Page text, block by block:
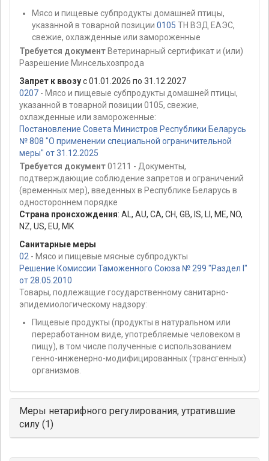
Мясо и пищевые субпродукты домашней птицы,
указанной в товарной позиции 0105 ТН ВЭД ЕАЭС,
свежие, охлажденные или замороженные
Требуется документ Ветеринарный сертификат и (или)
Разрешение Минсельхозпрода
Запрет к ввозус 01.01.2026 по 31.12.2027
0207 - Мясо и пищевые субпродукты домашней птицы,
указанной в товарной позиции 0105, свежие,
охлажденные или замороженные:
Постановление Совета Министров Республики Беларусь
№ 808 "О применении специальной ограничительной
меры" от 31.12.2025
Требуется документ01211 - Документы,
подтверждающие соблюдение запретов и ограничений
(временных мер), введенных в Республике Беларусь в
одностороннем порядке
Страна происхождения: AL , AU, CA, CH, GB, IS, , ME, NO,
NZ, US, EU, MK
Санитарные меры
02 - Мясо и пищевые мясные субпродукты
Решение Комиссии Таможенного Союза № 299 "Раздел I"
от 28.05.2010
Товары, подлежащие государственному санитарно-
эпидемиологическому надзору:
Пищевые продукты (продукты в натуральном или
переработанном виде, употребляемые человеком в
пищу), в том числе полученные с использованием
генно-инженерно-модифицированных (трансгенных)
организмов.
Меры нетарифного регулирования, утратившие
силу (1)